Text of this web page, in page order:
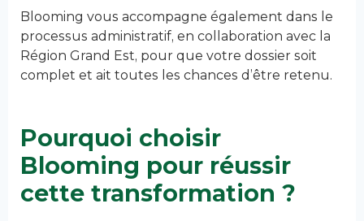
Blooming vous accompagne également dans le
processus administratif, en collaboration avec la
Région Grand Est, pour que votre dossier soit
complet et ait toutes les chances d’être retenu.
Pourquoi choisir
Blooming pour réussir
cette transformation ?